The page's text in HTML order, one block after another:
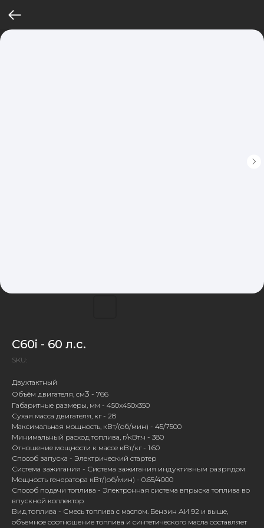
C60i - 60 л.с.
SKU:
Двухтактный
Объём двигателя, см3 - 766
Габаритные размеры, мм - 450x450x350
Сухая масса двигателя, кг - 28
Максимальная мощность, кВт/(об/мин) - 45/7500
Минимальный расход топлива, г/кВт.ч - 380
Отношение мощности к массе кВт/кг - 1.60
Способ запуска - Электрический стартер
Система зажигания - Система зажигания индуктивным разрядом
Мощность генератора кВт/(об/мин) - 0.65/4000
Способ подачи топлива - Электронная система впрыска топлива во
впускной коллектор
Вид топлива - Смесь топлива с маслом. Бензин АИ 92 и выше,
объемное соотношение топлива и синтетического масла составляет